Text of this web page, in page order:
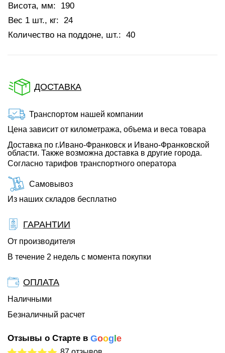
Висота, мм:
190
Вес 1 шт., кг: 24
Количество на поддоне, шт.: 40
ДОСТАВКА
Транспортом нашей компании
Цена зависит от километража, объема и веса товара
Доставка по г.Ивано-Франковск и Ивано-Франковской
области. Также возможна доставка в другие города.
Согласно тарифов транспортного оператора
Самовывоз
Из наших складов бесплатно
ГАРАНТИИ
От производителя
В течение 2 недель с момента покупки
ОПЛАТА
Наличными
Безналичный расчет
Отзывы о Старте в Goog e